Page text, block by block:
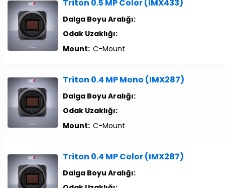
Triton 0.5 MP Color (IMX433)
Dalga Boyu Aralığı:
Odak Uzaklığı:
Mount: C-Mount
Triton 0.4 MP Mono (IMX287)
Dalga Boyu Aralığı:
Odak Uzaklığı:
Mount: C-Mount
Triton 0.4 MP Color (IMX287)
Dalga Boyu Aralığı: